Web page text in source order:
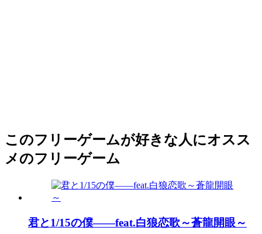
このフリーゲームが好きな人にオスス
メのフリーゲーム
君と1/15の僕――feat.白狼恋歌～蒼龍開眼～